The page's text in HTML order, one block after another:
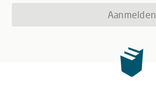
Aanmelden